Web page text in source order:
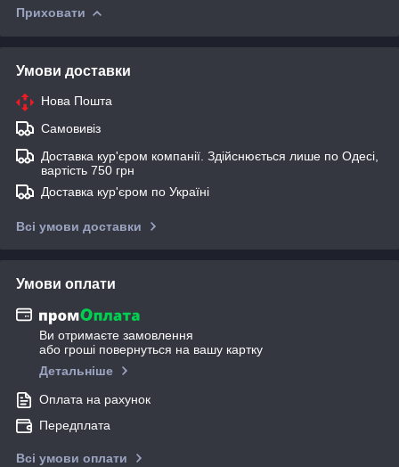
Приховати
Умови доставки
Нова Пошта
Самовивіз
Доставка кур'єром компанії. Здійснюється лише по Одесі,
вартість 750 грн
Доставка кур'єром по Україні
Всі умови доставки
Умови оплати
Ви отримаєте замовлення
або гроші повернуться на вашу картку
Детальніше
Оплата на рахунок
Передплата
Всі умови оплати